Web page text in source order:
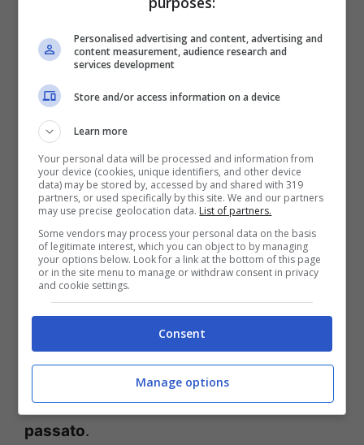
I soccorsi sono stati immediati dopo l’accoltellamento ©
Ansa
La ricostruzione di quanto successo è
ancora al vaglio degli inquirenti. Dalle
prime informazioni riportate da
Repubblica, lo studente sarebbe arrivato a
scuola con una lama per colpire il 14enne.
Un gesto che potrebbe essere collegato ai
diversi attriti che c’erano stati tra i due in
passato.
Personalised advertising and content, advertising and
content measurement, audience research and
services development
Store and/or access information on a device
Learn more
Your personal data will be processed and information from
your device (cookies, unique identifiers, and other device
data) may be stored by, accessed by and shared with 319
partners, or used specifically by this site. We and our partners
may use precise geolocation data. List of partners.
Some vendors may process your personal data on the basis
of legitimate interest, which you can object to by managing
your options below. Look for a link at the bottom of this page
or in the site menu to manage or withdraw consent in privacy
and cookie settings.
Consent
Manage options